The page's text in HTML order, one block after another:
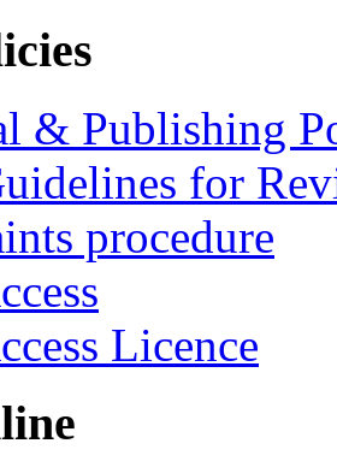
& Publishing
for
procedure
Licence